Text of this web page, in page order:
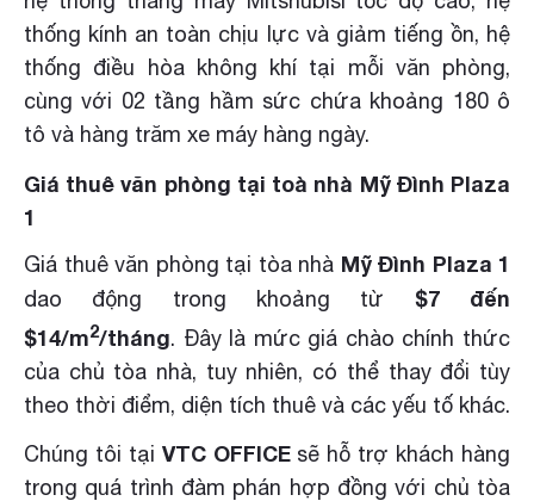
thống kính an toàn chịu lực và giảm tiếng ồn, hệ
thống điều hòa không khí tại mỗi văn phòng,
cùng với 02 tầng hầm sức chứa khoảng 180 ô
tô và hàng trăm xe máy hàng ngày.
Giá thuê văn phòng tại toà nhà Mỹ Đình Plaza
1
Giá thuê văn phòng tại tòa nhà Mỹ Đình Plaza 1
dao động trong khoảng từ $7 đến
$14/m2/tháng. Đây là mức giá chào chính thức
của chủ tòa nhà, tuy nhiên, có thể thay đổi tùy
theo thời điểm, diện tích thuê và các yếu tố khác.
Chúng tôi tại VTC OFFICEsẽ hỗ trợ khách hàng
trong quá trình đàm phán hợp đồng với chủ tòa